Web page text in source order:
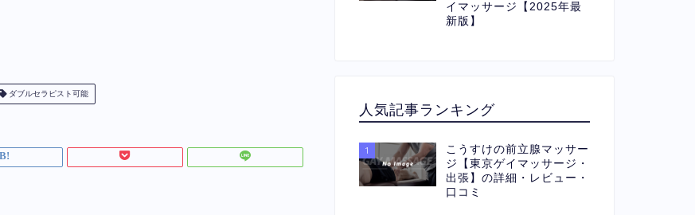
ダブルセラピスト可能
イマッサージ【2025年最
新版】
人気記事ランキング
1
こうすけの前立腺マッサー
ジ【東京ゲイマッサージ・
出張】の詳細・レビュー・
口コミ